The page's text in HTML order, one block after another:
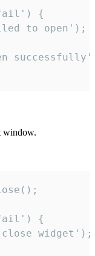
{
to open');
window.
{
widget');